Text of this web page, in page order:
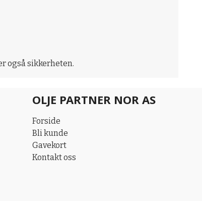
også sikkerheten.
OLJE PARTNER NOR AS
Forside
Bli kunde
Gavekort
Kontakt oss